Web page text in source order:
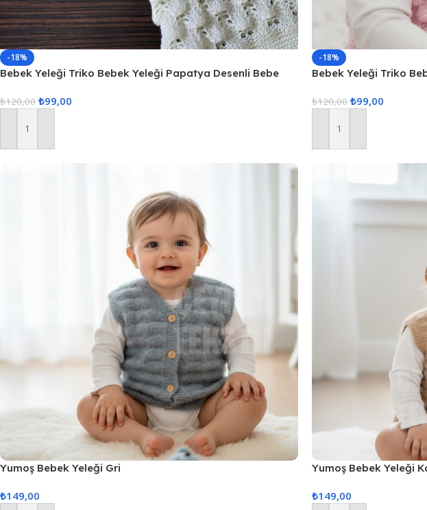
-18%
Bebek Yeleği Triko Bebek Yeleği Papatya Desenli Bebe
₺120,00 ₺99,00
Sepete Ekle
-18%
Bebek Yeleği Triko
₺120,00 ₺99,00
Sepete Ekle
Yumoş Bebek Yeleği Gri
₺149,00
Yumoş Bebek Yeleği
₺149,00